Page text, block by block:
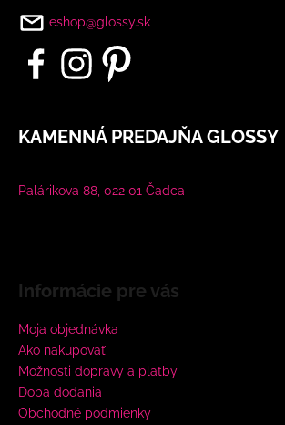
eshop@glossy.sk
KAMENNÁ PREDAJŇA GLOSSY
Palárikova 88, 022 01 Čadca
Informácie pre vás
Moja objednávka
Ako nakupovať
Možnosti dopravy a platby
Doba dodania
Obchodné podmienky